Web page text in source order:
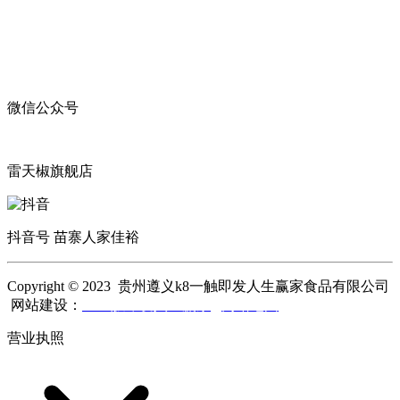
微信公众号
雷天椒旗舰店
抖音号 苗寨人家佳裕
Copyright © 2023 贵州遵义k8一触即发人生赢家食品有限公司
网站建设：
营业执照